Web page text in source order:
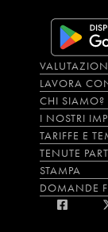
LAVORA
CHI SIAMO?
I NOSTRI
TARIFFE E
TENUTE
STAMPA
DOMANDE